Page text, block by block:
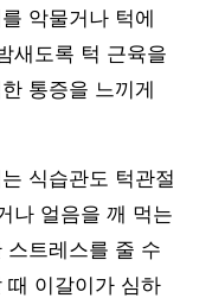
악물거나 턱에
새도록 턱 근육을
통증을 느끼게
식습관도 턱관절
나 얼음을 깨 먹는
스트레스를 줄 수
때 이갈이가 심하